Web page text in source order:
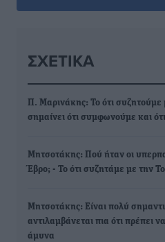
ΣΧΕΤΙΚΆ
Π. Μαρινάκης: Το ότι συζητούμε
σημαίνει ότι συμφωνούμε και
Μητσοτάκης: Πού ήταν οι
Έβρο; - Το ότι συζητάμε με την
Μητσοτάκης: Είναι πολύ
αντιλαμβάνεται πια ότι πρέπει
άμυνα